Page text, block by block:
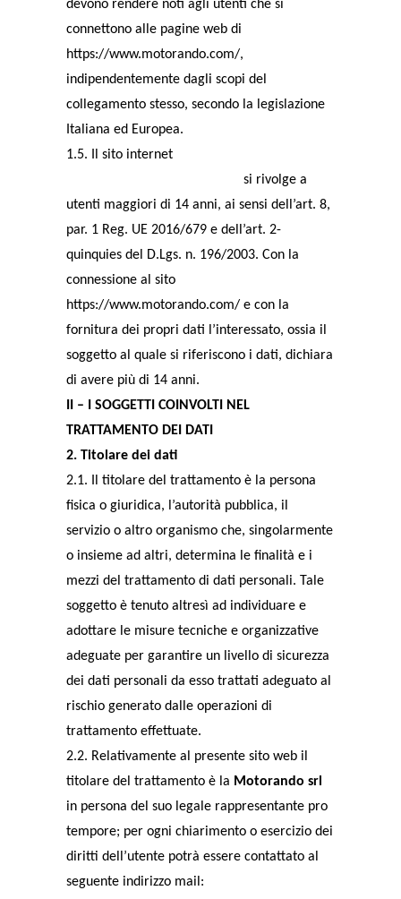
devono rendere noti agli utenti che si
connettono alle pagine web di
https://www.motorando.com/,
indipendentemente dagli scopi del
collegamento stesso, secondo la legislazione
Italiana ed Europea.
1.5. Il sito internet
si rivolge a
utenti maggiori di 14 anni, ai sensi dell’art. 8,
par. 1 Reg. UE 2016/679 e dell’art. 2-
quinquies del D.Lgs. n. 196/2003. Con la
connessione al sito
https://www.motorando.com/ e con la
fornitura dei propri dati l’interessato, ossia il
soggetto al quale si riferiscono i dati, dichiara
di avere più di 14 anni.
II – I SOGGETTI COINVOLTI NEL
TRATTAMENTO DEI DATI
2. Titolare dei dati
2.1. Il titolare del trattamento è la persona
fisica o giuridica, l’autorità pubblica, il
servizio o altro organismo che, singolarmente
o insieme ad altri, determina le finalità e i
mezzi del trattamento di dati personali. Tale
soggetto è tenuto altresì ad individuare e
adottare le misure tecniche e organizzative
adeguate per garantire un livello di sicurezza
dei dati personali da esso trattati adeguato al
rischio generato dalle operazioni di
trattamento effettuate.
2.2. Relativamente al presente sito web il
titolare del trattamento è la Motorando srl
in persona del suo legale rappresentante pro
tempore; per ogni chiarimento o esercizio dei
diritti dell’utente potrà essere contattato al
seguente indirizzo mail: